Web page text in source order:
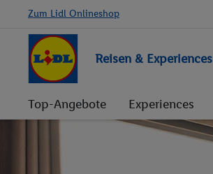
Zum Lidl Onlineshop
Reisen & Experiences
Top-Angebote Experiences